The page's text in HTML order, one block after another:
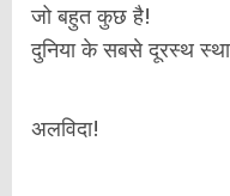
जो बहुत कुछ है!
दुनिया के सबसे दूरस्थ
अलविदा!